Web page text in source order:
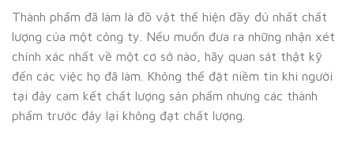
Thành phẩm đã làm là đồ vật thể hiện đầy đủ nhất chất
lượng của một công ty. Nếu muốn đưa ra những nhận xét
chính xác nhất về một cơ sở nào, hãy quan sát thật kỹ
đến các việc họ đã làm. Không thể đặt niềm tin khi người
tại đây cam kết chất lượng sản phẩm nhưng các thành
phẩm trước đây lại không đạt chất lượng.